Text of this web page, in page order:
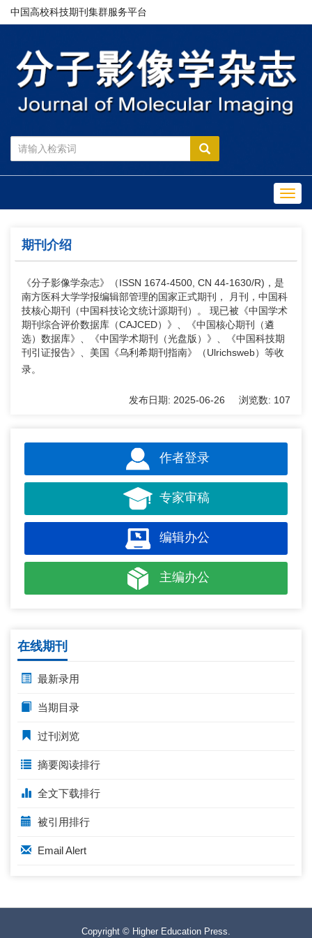
中国高校科技期刊集群服务平台
期刊介绍
《分子影像学杂志》（ISSN 1674-4500, CN 44-1630/R)，是
南方医科大学学报编辑部管理的国家正式期刊， 月刊，中国科
技核心期刊（中国科技论文统计源期刊）。
现已被《中国学术
期刊综合评价数据库（CAJCED）》、《中国核心期刊（遴
选）数据库》、《中国学术期刊（光盘版）》、《中国科技期
刊引证报告》、美国《乌利希期刊指南》（Ulrichsweb）等收
录。
发布日期: 2025-06-26 浏览数: 107
作者登录
专家审稿
编辑办公
主编办公
在线期刊
最新录用
当期目录
过刊浏览
摘要阅读排行
全文下载排行
被引用排行
Email Alert
Copyright © Higher Education Press.